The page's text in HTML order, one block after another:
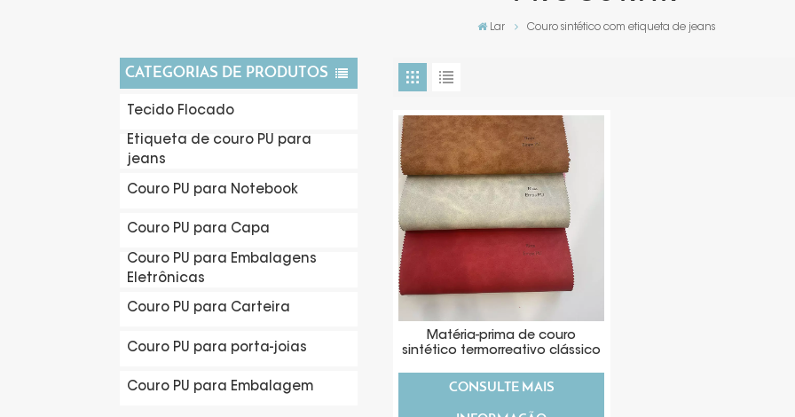
Lar Couro sintético com etiqueta de jeans
CATEGORIAS DE PRODUTOS
Tecido Flocado
Etiqueta de couro PU para
jeans
Couro PU para Notebook
Couro PU para Capa
Couro PU para Embalagens
Eletrônicas
Couro PU para Carteira
Couro PU para porta-joias
Couro PU para Embalagem
Matéria-prima de couro
sintético termorreativo clássico
CONSULTE MAIS